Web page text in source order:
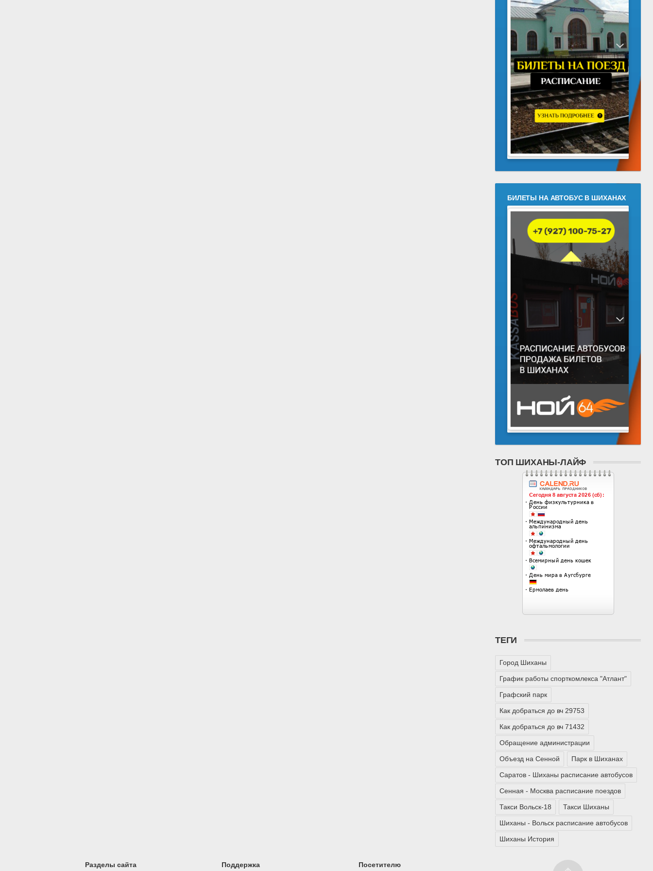
БИЛЕТЫ НА АВТОБУС В ШИХАНАХ
ТОП ШИХАНЫ-ЛАЙФ
ТЕГИ
Город Шиханы
График работы спорткомлекса "Атлант"
Графский парк
Как добраться до вч 29753
Как добраться до вч 71432
Обращение администрации
Объезд на Сенной Парк в Шиханах
Саратов - Шиханы расписание автобусов
Сенная - Москва расписание поездов
Такси Вольск-18 Такси Шиханы
Шиханы - Вольск расписание автобусов
Шиханы История
Разделы сайта Поддержка Посетителю